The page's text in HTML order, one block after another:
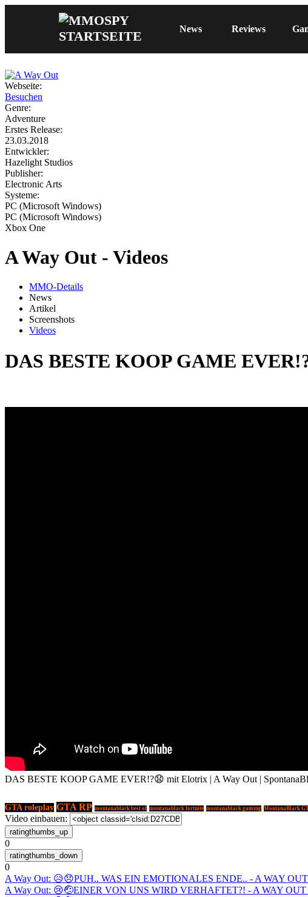
News Reviews
Webseite:
Besuchen
Genre:
Adventure
Erstes Release:
23.03.2018
Entwickler:
Hazelight Studios
Publisher:
Electronic Arts
Systeme:
PC (Microsoft Windows)
PC (Microsoft Windows)
Xbox One
A Way Out - Videos
MMO-Details
News
Artikel
Screenshots
Videos
DAS BESTE KOOP GAME
DAS BESTE KOOP GAME EVER!?😧 mit Elotrix | A Way Out |
GTA roleplay GTA RP montanablack best of montanablack fortnite montanablack gaming MontanaBlack
Video einbauen:
0
0
A Way Out: 😥😞PUH.. WAS EIN EMOTIONALES ENDE.. - A WAY
A Way Out: 😢🤕EINER VON UNS WIRD VERHAFTET?! - A WAY OUT